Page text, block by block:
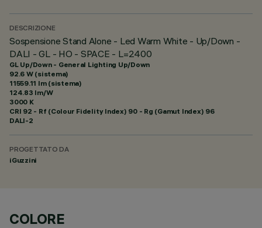
DESCRIZIONE
Sospensione Stand Alone - Led Warm White - Up/Down -
DALI - GL - HO - SPACE - L=2400
GL Up/Down - General Lighting Up/Down
92.6 W (sistema)
11559.11 lm (sistema)
124.83 lm/W
3000 K
CRI 92 - Rf (Colour Fidelity Index) 90 - Rg (Gamut Index) 96
DALI-2
PROGETTATO DA
iGuzzini
COLORE